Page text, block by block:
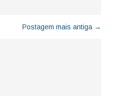
Postagem mais antiga →